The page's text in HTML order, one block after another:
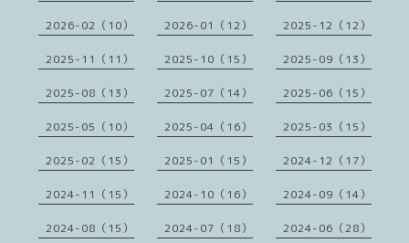
2026-02（10） 2026-01（12） 2025-12（12）
2025-11（11） 2025-10（15） 2025-09（13）
2025-08（13） 2025-07（14） 2025-06（15）
2025-05（10） 2025-04（16） 2025-03（15）
2025-02（15） 2025-01（15） 2024-12（17）
2024-11（15） 2024-10（16） 2024-09（14）
2024-08（15） 2024-07（18） 2024-06（28）